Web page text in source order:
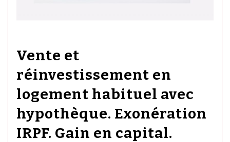
Vente et
réinvestissement en
logement habituel avec
hypothèque. Exonération
IRPF. Gain en capital.